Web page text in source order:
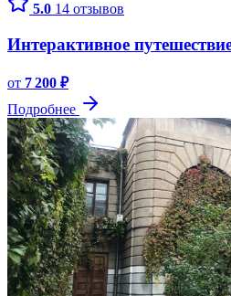
5.0 14 отзывов
Интерактивное
от 7 200 ₽
Подробнее